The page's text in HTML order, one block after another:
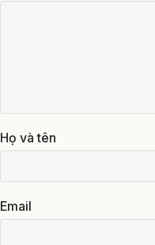
Họ và tên
Email